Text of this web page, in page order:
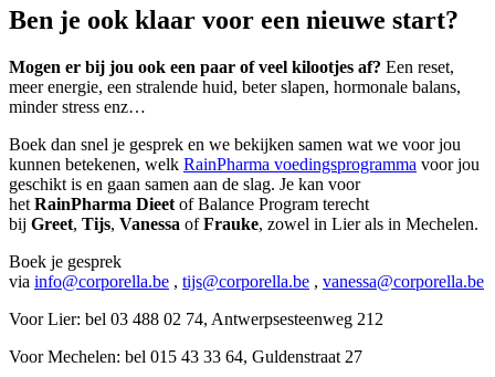
Ben je ook klaar voor een nieuwe start?
Mogen er bij jou ook een paar of veel kilootjes af? Een reset,
meer energie, een stralende huid, beter slapen, hormonale balans,
minder stress enz…
Boek dan snel je gesprek en we bekijken samen wat we voor jou
kunnen betekenen, welk RainPharma voedingsprogramma voor jou
geschikt is en gaan samen aan de slag. Je kan voor
het RainPharma Dieet of Balance Program terecht
bij Greet, Tijs, Vanessa ofFrauke, zowel in Lier als in Mechelen.
Boek je gesprek
via info@corporella.be , tijs@corporella.be , vanessa@corporella.be
Voor Lier: bel 03 488 02 74, Antwerpsesteenweg 212
Voor Mechelen: bel 015 43 33 64, Guldenstraat 27